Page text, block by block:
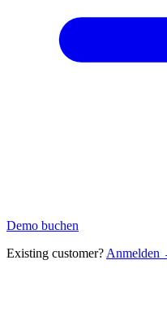
Demo buchen
Existing customer? Anmelden